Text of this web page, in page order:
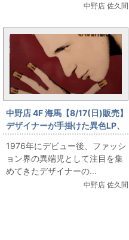
中野店 佐久間
中野店 4F 海馬【8/17(日)販売】
デザイナーが手掛けた異色LP、
Jean-Paul GAULTIER 「How
to Do That」
1976年にデビュー後、ファッシ
ョン界の異端児として注目を集
めてきたデザイナーの...
中野店 佐久間